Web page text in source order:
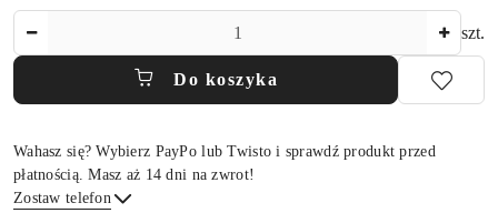
szt.
Do koszyka
Wahasz się? Wybierz PayPo lub Twisto i sprawdź produkt przed
płatnością. Masz aż 14 dni na zwrot!
Zostaw telefon